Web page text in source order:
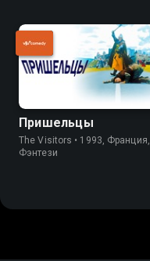
Пришельцы
The Visitors • 1993, Франция,
Фэнтези